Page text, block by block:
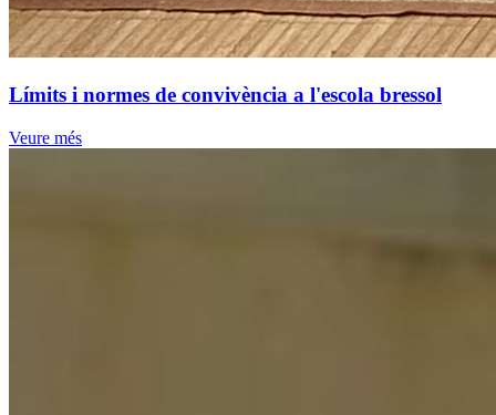
Límits i normes de convivència a l'escola bressol
Veure més